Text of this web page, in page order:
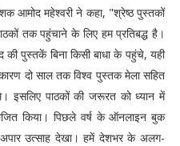
आमोद महेश्वरी ने कहा, "श्रेष्ठ पुस्तकों
तक पहुंचाने के लिए हम प्रतिबद्ध है।
पुस्तकें बिना किसी बाधा के पहुंचे, यही
कारण दो साल तक विश्व पुस्तक मेला सहित
इसलिए पाठकों की जरूरत को ध्यान में
किया। पिछले वर्ष के ऑनलाइन बुक
उत्साह देखा। हमें देशभर के अलग-